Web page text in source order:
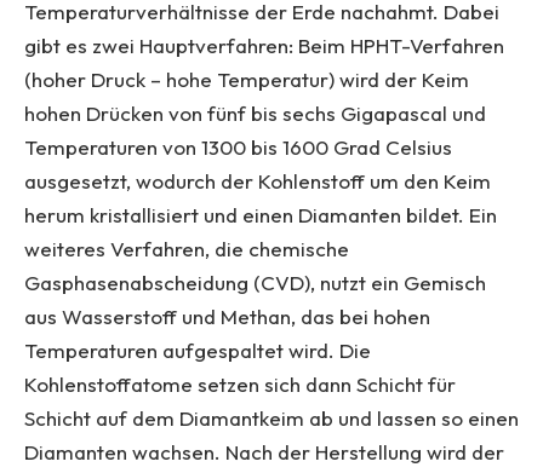
Temperaturverhältnisse der Erde nachahmt. Dabei
gibt es zwei Hauptverfahren: Beim HPHT-Verfahren
(hoher Druck – hohe Temperatur) wird der Keim
hohen Drücken von fünf bis sechs Gigapascal und
Temperaturen von 1300 bis 1600 Grad Celsius
ausgesetzt, wodurch der Kohlenstoff um den Keim
herum kristallisiert und einen Diamanten bildet. Ein
weiteres Verfahren, die chemische
Gasphasenabscheidung (CVD), nutzt ein Gemisch
aus Wasserstoff und Methan, das bei hohen
Temperaturen aufgespaltet wird. Die
Kohlenstoffatome setzen sich dann Schicht für
Schicht auf dem Diamantkeim ab und lassen so einen
Diamanten wachsen. Nach der Herstellung wird der